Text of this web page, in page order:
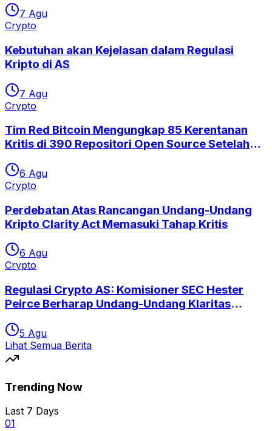
7 Agu
Crypto
Kebutuhan akan Kejelasan dalam Regulasi
Kripto di AS
7 Agu
Crypto
Tim Red Bitcoin Mengungkap 85 Kerentanan
Kritis di 390 Repositori Open Source Setelah
6 Agu
Crypto
Perdebatan Atas Rancangan Undang-Undang
Kripto Clarity Act Memasuki Tahap Kritis
6 Agu
Crypto
Regulasi Crypto AS: Komisioner SEC Hester
Peirce Berharap Undang-Undang Klaritas
5 Agu
Lihat Semua Berita
Trending Now
Last 7 Days
01